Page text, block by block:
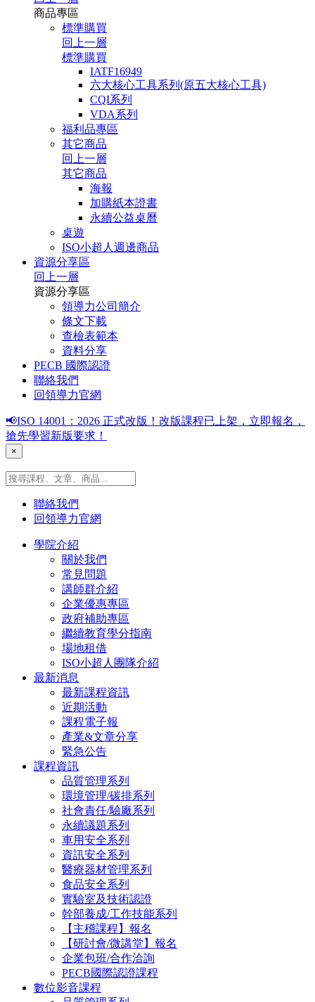
商品專區
標準購買
回上一層
標準購買
IATF16949
六大核心工具系列(原五大核心工具)
CQI系列
VDA系列
福利品專區
其它商品
回上一層
其它商品
海報
加購紙本證書
永續公益桌曆
桌遊
ISO小超人週邊商品
資源分享區
回上一層
資源分享區
領導力公司簡介
條文下載
查檢表範本
資料分享
PECB 國際認證
聯絡我們
回領導力官網
📢ISO 14001：2026 正式改版！改版課程已上架，立即報名，
搶先學習新版要求！
×
聯絡我們
回領導力官網
學院介紹
關於我們
常見問題
講師群介紹
企業優惠專區
政府補助專區
繼續教育學分指南
場地租借
ISO小超人團隊介紹
最新消息
最新課程資訊
近期活動
課程電子報
產業&文章分享
緊急公告
課程資訊
品質管理系列
環境管理/碳排系列
社會責任/驗廠系列
永續議題系列
車用安全系列
資訊安全系列
醫療器材管理系列
食品安全系列
實驗室及技術認證
幹部養成/工作技能系列
【主稽課程】報名
【研討會/微講堂】報名
企業包班/合作洽詢
PECB國際認證課程
數位影音課程